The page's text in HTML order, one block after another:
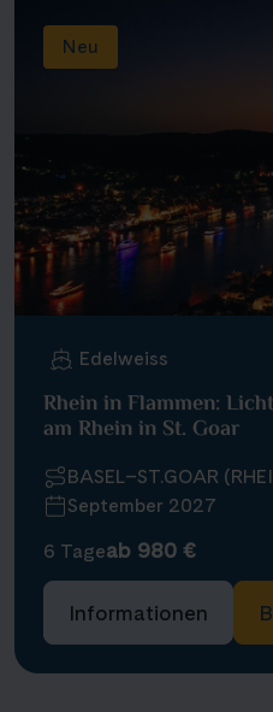
Neu
Edelweiss
Rhein in Flammen:
am Rhein in St. Goar
BASEL–ST.GOAR
September 2027
6 Tageab 980 €
Informationen